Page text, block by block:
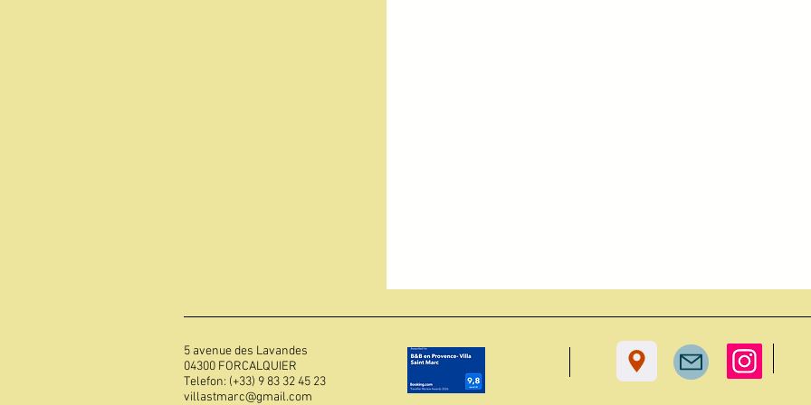
5 avenue des Lavandes
04300 FORCALQUIER
Telefon: (+33) 9 83 32 45 23
villastmarc@gmail.com